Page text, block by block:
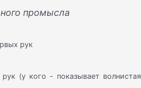
промысла
рук
(у кого - показывает волнистая